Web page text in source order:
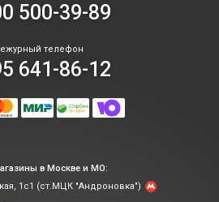
500-39-89
телефон
641-86-12
в Москве и МО:
1с1 (ст.МЦК "Андроновка")